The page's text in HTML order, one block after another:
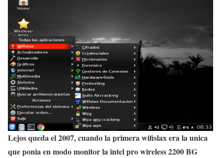
Lejos queda el 2007, cuando la primera wifislax era la unica
que ponia en modo monitor la intel pro wireless 2200 BG